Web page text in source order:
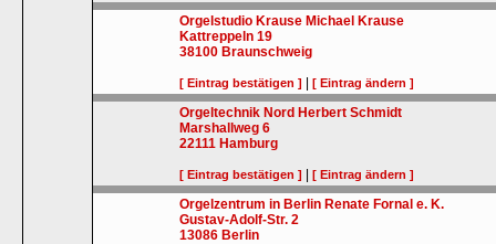
Orgelstudio Krause Michael Krause
Kattreppeln 19
38100 Braunschweig
[ Eintrag bestätigen ] |[ Eintrag ändern ]
Orgeltechnik Nord Herbert Schmidt
Marshallweg 6
22111 Hamburg
[ Eintrag bestätigen ] |[ Eintrag ändern ]
Orgelzentrum in Berlin Renate Fornal e. K.
Gustav-Adolf-Str. 2
13086 Berlin